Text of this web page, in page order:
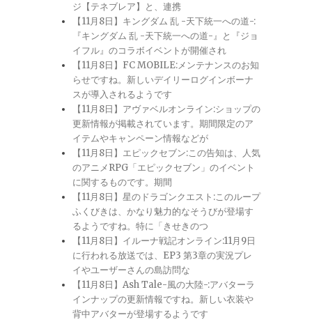
ジ【テネブレア】と、連携
【11月8日】キングダム 乱 -天下統一への道-:
『キングダム 乱 -天下統一への道-』と『ジョ
イフル』のコラボイベントが開催され
【11月8日】FC MOBILE:メンテナンスのお知
らせですね。新しいデイリーログインボーナ
スが導入されるようです
【11月8日】アヴァベルオンライン:ショップの
更新情報が掲載されています。期間限定のア
イテムやキャンペーン情報などが
【11月8日】エピックセブン:この告知は、人気
のアニメRPG「エピックセブン」のイベント
に関するものです。期間
【11月8日】星のドラゴンクエスト:このループ
ふくびきは、かなり魅力的なそうびが登場す
るようですね。特に「きせきのつ
【11月8日】イルーナ戦記オンライン:11月9日
に行われる放送では、EP3 第3章の実況プレ
イやユーザーさんの島訪問な
【11月8日】Ash Tale-風の大陸-:アバターラ
インナップの更新情報ですね。新しい衣装や
背中アバターが登場するようです